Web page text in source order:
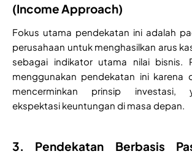
(Income Approach)
Fokus utama pendekatan ini adalah
perusahaan untuk menghasilkan arus
sebagai indikator utama nilai bisnis.
menggunakan pendekatan ini karena
mencerminkan prinsip investasi,
ekspektasi keuntungan di masa depan.
3. Pendekatan Berbasis